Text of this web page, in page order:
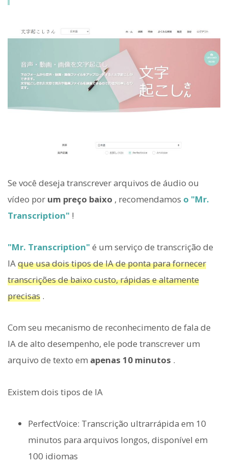
Se você deseja transcrever arquivos de áudio ou
vídeo por um preço baixo , recomendamos o "Mr.
Transcription" !
"Mr. Transcription" é um serviço de transcrição de
IAque usa dois tipos de IA de ponta para fornecer
transcrições de baixo custo, rápidas e altamente
precisas .
Com seu mecanismo de reconhecimento de fala de
IA de alto desempenho, ele pode transcrever um
arquivo de texto em apenas 10 minutos .
Existem dois tipos de IA
PerfectVoice: Transcrição ultrarrápida em 10
minutos para arquivos longos, disponível em
100 idiomas